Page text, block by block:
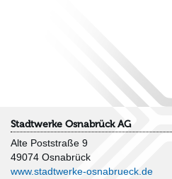
Stadtwerke Osnabrück AG
Alte Poststraße 9
49074 Osnabrück
www.stadtwerke-osnabrueck.de